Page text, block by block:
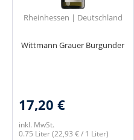
Rheinhessen | Deutschland
Wittmann Grauer Burgunder
17,20 €
inkl. MwSt.
0.75 Liter(22,93 € / 1 Liter)